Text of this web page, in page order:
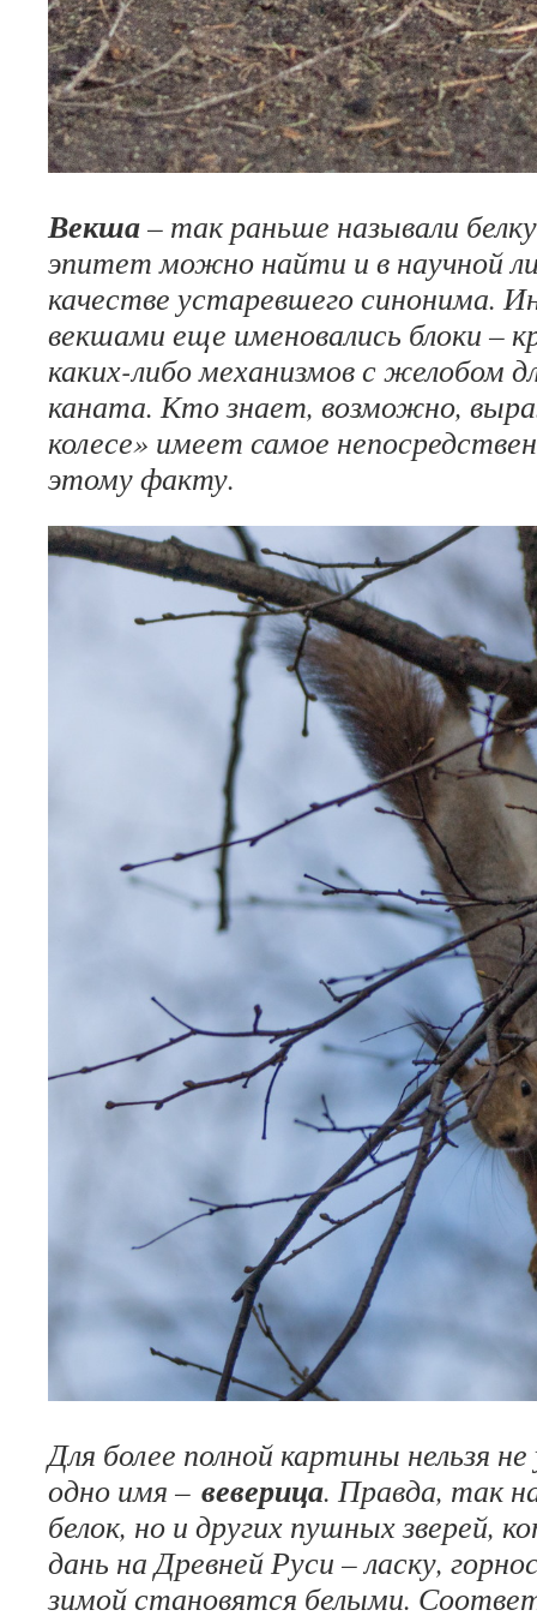
Векша– так раньше называли
эпитет можно найти и в научной
качестве устаревшего синонима.
векшами еще именовались блоки –
каких-либо механизмов с желобом
каната. Кто знает, возможно,
колесе» имеет самое
этому факту.
Для более полной картины нельзя
одно имя – веверица. Правда, так
белок, но и других пушных зверей,
дань на Древней Руси – ласку,
зимой становятся белыми.